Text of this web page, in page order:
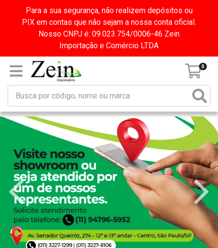
Para a sua segurança, não realizem depósitos ou
PIX em contas que não sejam a nossa conta oficial.
Nosso CNPJ é: 09.023.754/0006-46 Zein
Importação e Comércio LTDA
0